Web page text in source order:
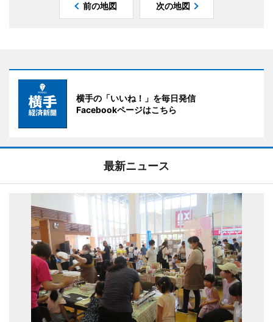
前の地図 次の地図
横手の「いいね！」を毎日発信
Facebookページはこちら
最新ニュース